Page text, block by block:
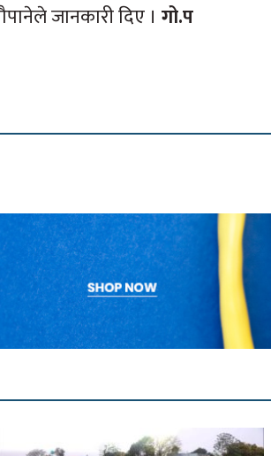
जानकारी दिए । गो.प